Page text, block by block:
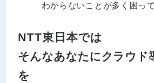
わからないことが多く困っ
NTT東日本では
そんなあなたにクラウド
を